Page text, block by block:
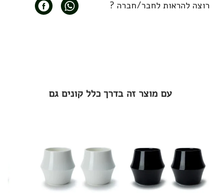
רוצה להראות לחבר/חברה ?
עם מוצר זה בדרך כלל קונים גם